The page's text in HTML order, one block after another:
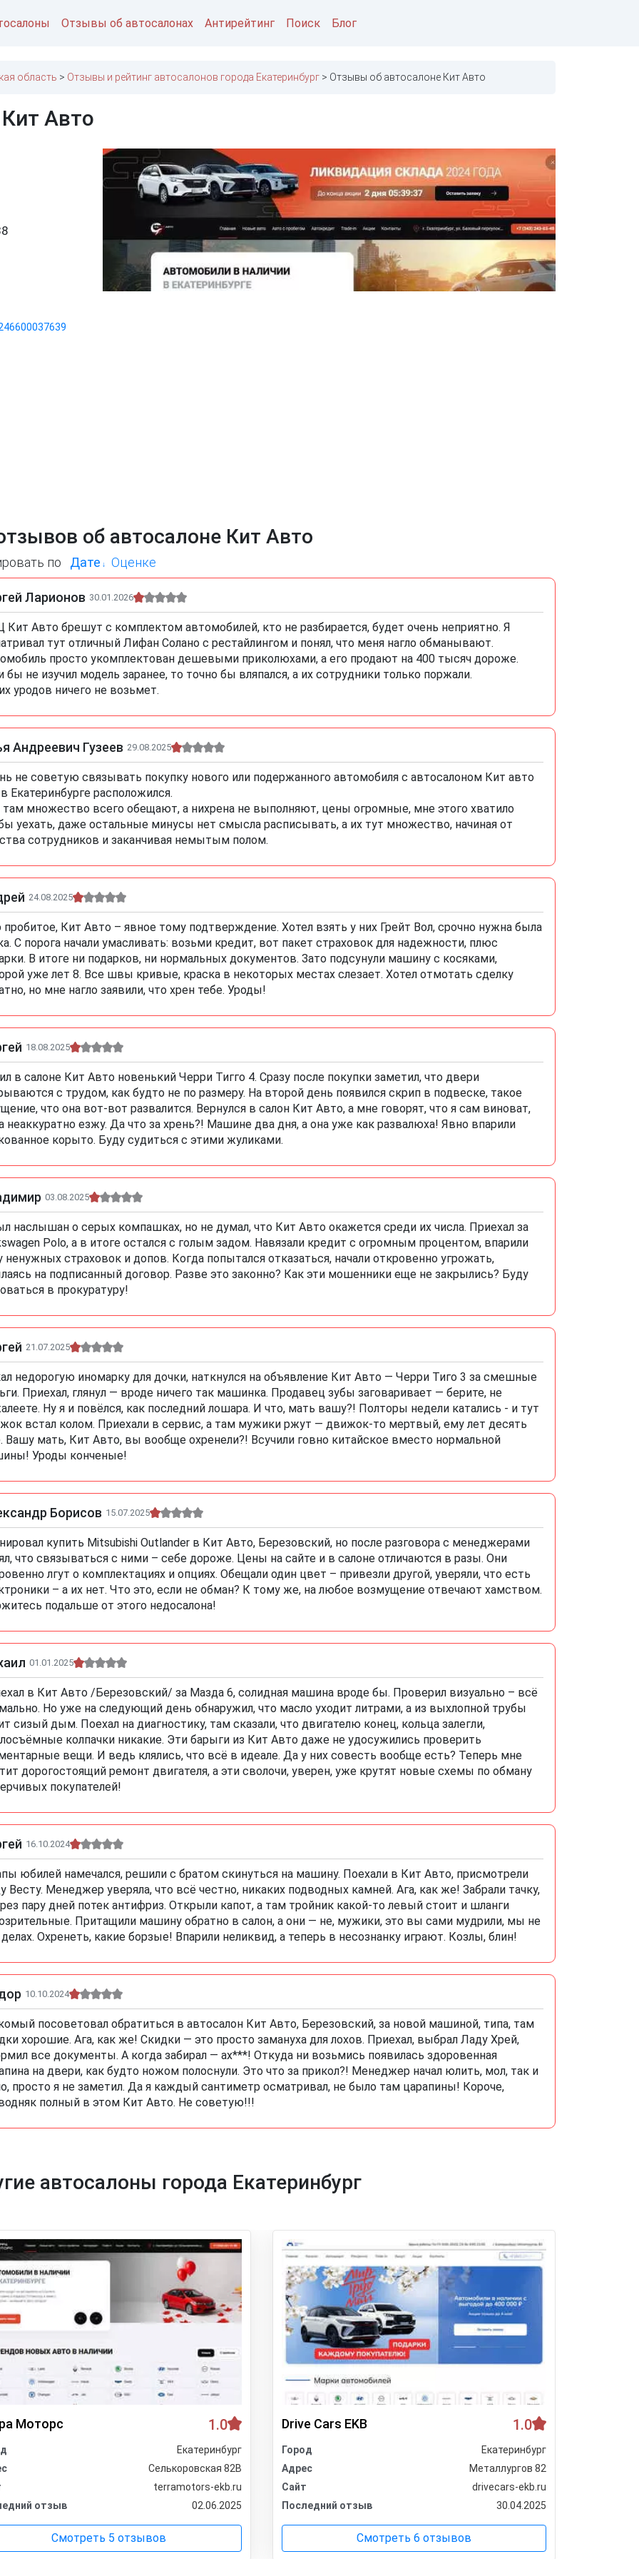
Отзывы об автосалонах Антирейтинг Поиск Блог
область Отзывы и рейтинг автосалонов города Екатеринбург Отзывы об автосалоне Кит Авто
Авто
об автосалоне Кит Авто
по Дате Оценке
Ларионов 30.01.2026
Кит Авто брешут с комплектом автомобилей, кто не разбирается, будет очень неприятно. Я
тут отличный Лифан Солано с рестайлингом и понял, что меня нагло обманывают.
просто укомплектован дешевыми приколюхами, а его продают на 400 тысяч дороже.
бы не изучил модель заранее, то точно бы вляпался, а их сотрудники только поржали.
уродов ничего не возьмет.
Андреевич Гузеев 29.08.2025
не советую связывать покупку нового или подержанного автомобиля с автосалоном Кит авто
Екатеринбурге расположился.
множество всего обещают, а нихрена не выполняют, цены огромные, мне этого хватило
уехать, даже остальные минусы нет смысла расписывать, а их тут множество, начиная от
сотрудников и заканчивая немытым полом.
24.08.2025
Кит Авто – явное тому подтверждение. Хотел взять у них Грейт Вол, срочно нужна была
С порога начали умасливать: возьми кредит, вот пакет страховок для надежности, плюс
В итоге ни подарков, ни нормальных документов. Зато подсунули машину с косяками,
уже лет 8. Все швы кривые, краска в некоторых местах слезает. Хотел отмотать сделку
но мне нагло заявили, что хрен тебе. Уроды!
18.08.2025
в салоне Кит Авто новенький Черри Тигго 4. Сразу после покупки заметил, что двери
с трудом, как будто не по размеру. На второй день появился скрип в подвеске, такое
что она вот-вот развалится. Вернулся в салон Кит Авто, а мне говорят, что я сам виноват,
неаккуратно езжу. Да что за хрень?! Машине два дня, а она уже как развалюха! Явно впарили
корыто. Буду судиться с этими жуликами.
03.08.2025
наслышан о серых компашках, но не думал, что Кит Авто окажется среди их числа. Приехал за
Polo, а в итоге остался с голым задом. Навязали кредит с огромным процентом, впарили
ненужных страховок и допов. Когда попытался отказаться, начали откровенно угрожать,
на подписанный договор. Разве это законно? Как эти мошенники еще не закрылись? Буду
в прокуратуру!
21.07.2025
недорогую иномарку для дочки, наткнулся на объявление Кит Авто — Черри Тиго 3 за смешные
Приехал, глянул — вроде ничего так машинка. Продавец зубы заговаривает — берите, не
Ну я и повёлся, как последний лошара. И что, мать вашу?! Полторы недели катались - и тут
встал колом. Приехали в сервис, а там мужики ржут — движок-то мертвый, ему лет десять
Вашу мать, Кит Авто, вы вообще охренели?! Всучили говно китайское вместо нормальной
Уроды конченые!
Борисов 15.07.2025
купить Mitsubishi Outlander в Кит Авто, Березовский, но после разговора с менеджерами
что связываться с ними – себе дороже. Цены на сайте и в салоне отличаются в разы. Они
лгут о комплектациях и опциях. Обещали один цвет – привезли другой, уверяли, что есть
– а их нет. Что это, если не обман? К тому же, на любое возмущение отвечают хамством.
подальше от этого недосалона!
01.01.2025
в Кит Авто /Березовский/ за Мазда 6, солидная машина вроде бы. Проверил визуально – всё
Но уже на следующий день обнаружил, что масло уходит литрами, а из выхлопной трубы
сизый дым. Поехал на диагностику, там сказали, что двигателю конец, кольца залегли,
колпачки никакие. Эти барыги из Кит Авто даже не удосужились проверить
вещи. И ведь клялись, что всё в идеале. Да у них совесть вообще есть? Теперь мне
дорогостоящий ремонт двигателя, а эти сволочи, уверен, уже крутят новые схемы по обману
покупателей!
16.10.2024
юбилей намечался, решили с братом скинуться на машину. Поехали в Кит Авто, присмотрели
Весту. Менеджер уверяла, что всё честно, никаких подводных камней. Ага, как же! Забрали тачку,
пару дней потек антифриз. Открыли капот, а там тройник какой-то левый стоит и шланги
Притащили машину обратно в салон, а они — не, мужики, это вы сами мудрили, мы не
Охренеть, какие борзые! Впарили неликвид, а теперь в несознанку играют. Козлы, блин!
10.10.2024
посоветовал обратиться в автосалон Кит Авто, Березовский, за новой машиной, типа, там
хорошие. Ага, как же! Скидки — это просто замануха для лохов. Приехал, выбрал Ладу Хрей,
все документы. А когда забирал — ах***! Откуда ни возьмись появилась здоровенная
на двери, как будто ножом полоснули. Это что за прикол?! Менеджер начал юлить, мол, так и
просто я не заметил. Да я каждый сантиметр осматривал, не было там царапины! Короче,
полный в этом Кит Авто. Не советую!!!
автосалоны города Екатеринбург
Моторс 1.0
Екатеринбург
Селькоровская 82В
terramotors-ekb.ru
отзыв
02.06.2025
Смотреть 5 отзывов
Drive Cars EKB 1.0
Город
Екатеринбург
Адрес
Металлургов 82
Сайт
drivecars-ekb.ru
Последний отзыв
30.04.2025
Смотреть 6 отзывов